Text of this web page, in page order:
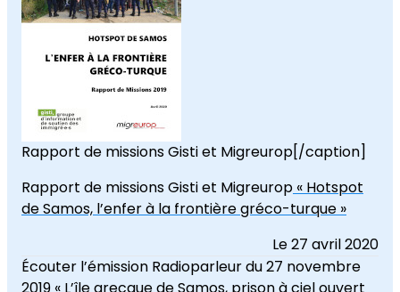
Rapport de missions Gisti et Migreurop[/caption]
Rapport de missions Gisti et Migreurop « Hotspot
de Samos, l’enfer à la frontière gréco-turque »
Le 27 avril 2020
Écouter l’émission Radioparleur du 27 novembre